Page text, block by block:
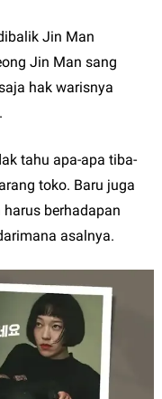
Jin Man
Jin Man sang
hak warisnya
tahu apa-apa tiba-
toko. Baru juga
berhadapan
asalnya.